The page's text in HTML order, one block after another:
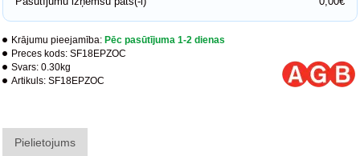
Krājumu pieejamība: Pēc pasūtījuma 1-2 dienas
Preces kods: SF18EPZOC
Svars: 0.30kg
Artikuls: SF18EPZOC
Pielietojums